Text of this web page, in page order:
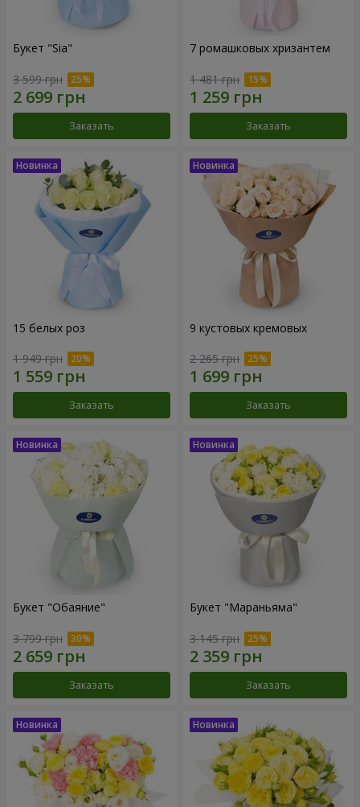
Букет "Sia"
3 599 грн
Заказать
7 ромашковых хризантем
1 481 грн
Заказать
15 белых роз
1 949 грн
Заказать
9 кустовых кремовых
2 265 грн
Заказать
Букет "Обаяние"
3 799 грн
Заказать
Букет "Мараньяма"
3 145 грн
Заказать